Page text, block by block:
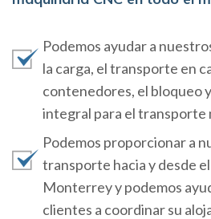
Podemos ayudar a
la carga, el transporte en
contenedores, el bloqueo
integral para el transporte
Podemos proporcionar a
transporte hacia y desde
Monterrey y podemos
clientes a coordinar su